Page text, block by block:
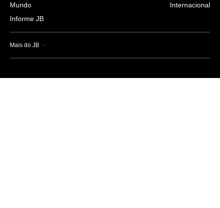
Mundo
Informe JB
Internacional
Mais do JB
Esportes